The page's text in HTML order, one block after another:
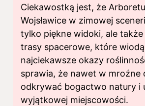
Ciekawostką jest, że
Wojsławice w zimowej
tylko piękne widoki, ale także
trasy spacerowe, które
najciekawsze okazy
sprawia, że nawet w mroźne
odkrywać bogactwo natury i
wyjątkowej miejscowości.